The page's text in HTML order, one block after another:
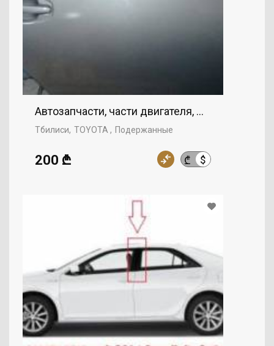
Автозапчасти, части двигателя, Правая дверь,
Тбилиси TOYOTA Подержанные
₾ $
200 ₾